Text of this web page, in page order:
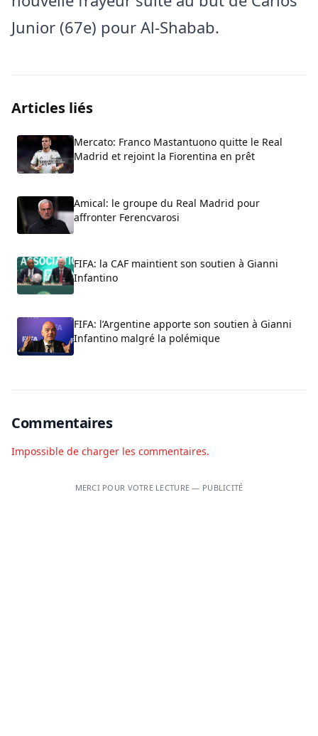
Junior (67e) pour Al-Shabab.
Articles liés
Mercato: Franco Mastantuono quitte le Real
Madrid et rejoint la Fiorentina en prêt
Amical: le groupe du Real Madrid pour
affronter Ferencvarosi
FIFA: la CAF maintient son soutien à Gianni
Infantino
FIFA: l’Argentine apporte son soutien à Gianni
Infantino malgré la polémique
Commentaires
Impossible de charger les commentaires.
MERCI POUR VOTRE LECTURE — PUBLICITÉ